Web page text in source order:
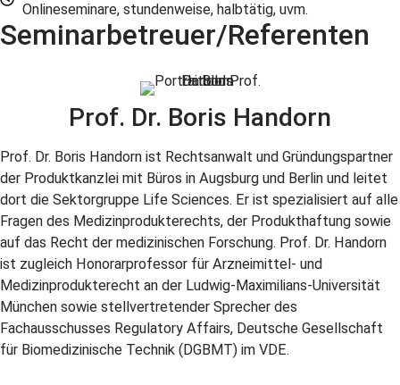
Onlineseminare, stundenweise, halbtätig, uvm.
Seminarbetreuer/Referenten
Prof. Dr. Boris Handorn
Prof. Dr. Boris Handorn ist Rechtsanwalt und Gründungspartner
der Produktkanzlei mit Büros in Augsburg und Berlin und leitet
dort die Sektorgruppe Life Sciences. Er ist spezialisiert auf alle
Fragen des Medizinprodukterechts, der Produkthaftung sowie
auf das Recht der medizinischen Forschung. Prof. Dr. Handorn
ist zugleich Honorarprofessor für Arzneimittel- und
Medizinprodukterecht an der Ludwig-Maximilians-Universität
München sowie stellvertretender Sprecher des
Fachausschusses Regulatory Affairs, Deutsche Gesellschaft
für Biomedizinische Technik (DGBMT) im VDE.